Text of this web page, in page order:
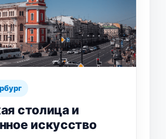
столица и
искусство